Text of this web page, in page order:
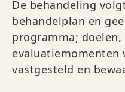
De behandeling
behandelplan en
programma;
evaluatiemomenten
vastgesteld en